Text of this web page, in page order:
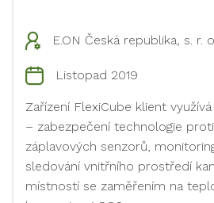
E.ON Česká republika, s. r. o
Listopad 2019
Zařízení FlexiCube klient
– zabezpečení technologie
záplavových senzorů,
sledování vnitřního prostředí
místností se zaměřením na